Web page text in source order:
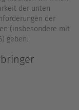
der unten
der
(insbesondere mit
geben.